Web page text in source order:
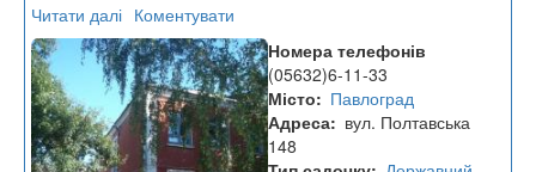
Читати далі про
Навчально-
виховний
комплекс
№2
Коментувати
Номера телефонів
(05632)6-11-33
Місто
Павлоград
Адреса
вул. Полтавська
148